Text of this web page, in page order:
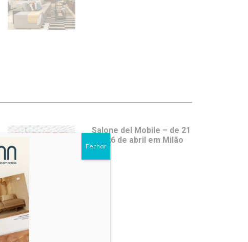
Salone del Mobile – de 21
a 26 de abril em Milão
Fechar